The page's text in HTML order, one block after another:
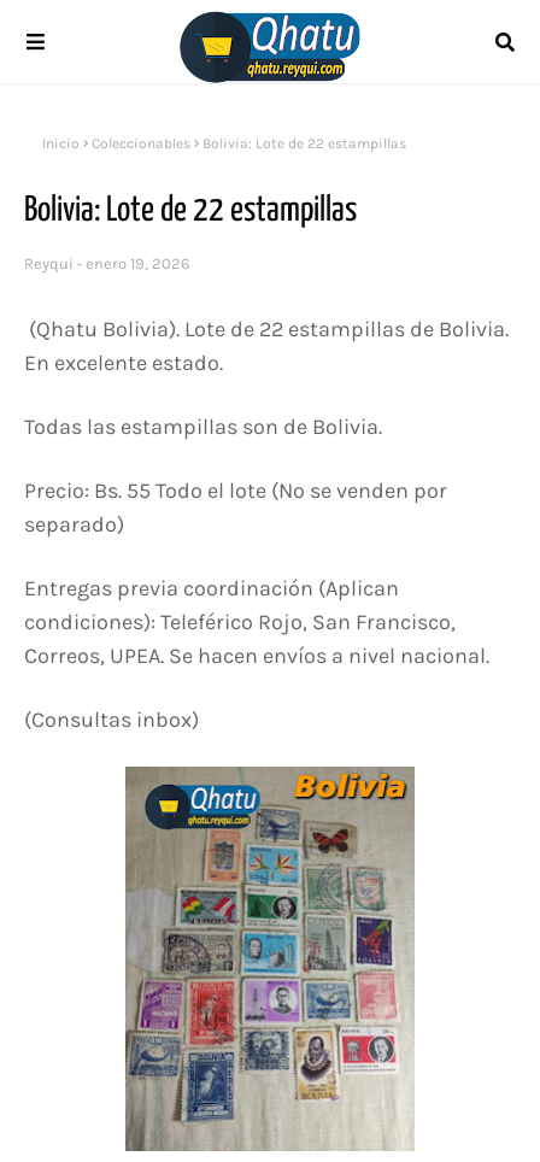
Inicio Coleccionables Bolivia: Lote de 22 estampillas
Bolivia: Lote de 22 estampillas
Reyqui enero 19, 2026
(Qhatu Bolivia). Lote de 22 estampillas de Bolivia.
En excelente estado.
Todas las estampillas son de Bolivia.
Precio: Bs. 55 Todo el lote (No se venden por
separado)
Entregas previa coordinación (Aplican
condiciones): Teleférico Rojo, San Francisco,
Correos, UPEA. Se hacen envíos a nivel nacional.
(Consultas inbox)